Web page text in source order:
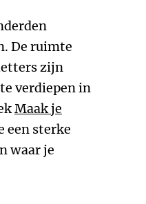
De ruimte
zijn
verdiepen in
Maak je
een sterke
waar je